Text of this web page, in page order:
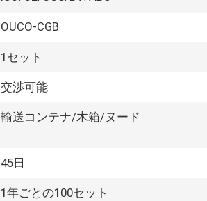
OUCO-CGB
1セット
交渉可能
輸送コンテナ/木箱/ヌード
45日
1年ごとの100セット